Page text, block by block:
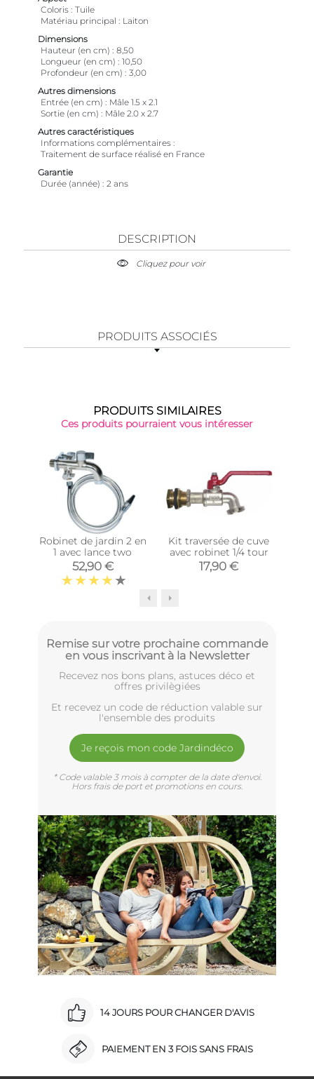
Coloris Tuile
Matériau principal
Laiton
Dimensions
Hauteur (en cm)
8,50
Longueur (en cm)
10,50
Profondeur (en cm)
3,00
Autres dimensions
Entrée (en cm)
Mâle 1.5 x 2.1
Sortie (en cm)
Mâle 2.0 x 2.7
Autres caractéristiques
Informations complémentaires
Traitement de surface réalisé en France
Garantie
Durée (année)
2 ans
DESCRIPTION
Cliquez pour voir
PRODUITS ASSOCIÉS
PRODUITS SIMILAIRES
Ces produits pourraient vous intéresser
Robinet de jardin 2 en
1 avec lance two
52,90 €
Kit traversée de cuve
avec robinet 1/4 tour
17,90 €
Remise sur votre prochaine commande
en vous inscrivant à la Newsletter
Recevez nos bons plans, astuces déco et
offres privilègiées
Et recevez un code de réduction valable sur
l'ensemble des produits
Je reçois mon code Jardindéco
* Code valable 3 mois à compter de la date d'envoi.
Hors frais de port et promotions en cours.
14 JOURS POUR CHANGER D'AVIS
PAIEMENT EN 3 FOIS SANS FRAIS